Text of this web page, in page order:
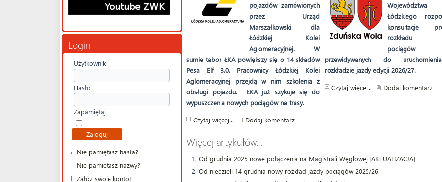
Login
Użytkownik
Hasło
Zapamiętaj
Nie pamiętasz hasła?
Nie pamiętasz nazwy?
Załóż swoje konto!
pojazdów zamówionych
przez Urząd
Marszałkowski dla
Łódzkiej Kolei
Aglomeracyjnej. W
sumie tabor ŁKA powiększy się o 14 składów
Pesa Elf 3.0. Pracownicy Łódzkiej Kolei
Aglomeracyjnej przejdą w nim szkolenia z
obsługi pojazdu. ŁKA już szykuje się do
wypuszczenia nowych pociągów na trasy.
Czytaj więcej... Dodaj komentarz
Województwa
Łódzkiego
konsultacje
rozkładu
pociągów
przewidywanych do
rozkładzie jazdy edycji 2026/27.
Czytaj więcej... Dodaj komentarz
Więcej artykułów…
Od grudnia 2025 nowe połączenia na Magistrali Węglowej [AKTUALIZACJA]
Od niedzieli 14 grudnia nowy rozkład jazdy pociągów 2025/26